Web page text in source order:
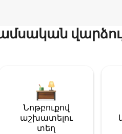
Նոթբուքով
աշխատելու
տեղ